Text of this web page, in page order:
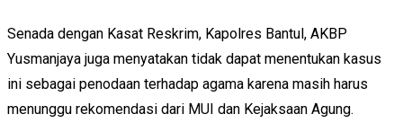
Senada dengan Kasat Reskrim, Kapolres Bantul, AKBP
Yusmanjaya juga menyatakan tidak dapat menentukan kasus
ini sebagai penodaan terhadap agama karena masih harus
menunggu rekomendasi dari MUI dan Kejaksaan Agung.